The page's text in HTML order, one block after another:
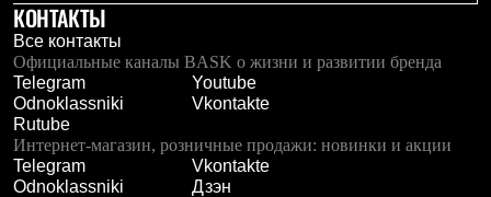
Головные уборы
Шапки
Балаклавы и маски
Кепки и бейсболки
Повязки
Шарфы
Панамы
Перчатки и рукавицы
Перчатки
КОНТАКТЫ
Все контакты
Официальные каналы BASK о жизни и развитии бренда
Telegram
Youtube
Odnoklassniki
Vkontakte
Rutube
Интернет-магазин, розничные продажи: новинки и акции
Telegram
Vkontakte
Odnoklassniki
Дзэн